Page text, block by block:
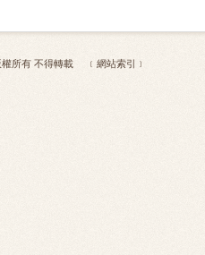
權所有 不得轉載 ﹝網站索引﹞